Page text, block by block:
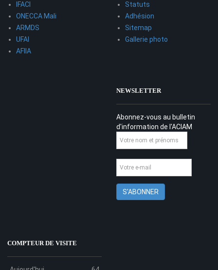
IFACI
ONECCA Mali
ARMDS
UFAI
AFIIA
Statuts
Adhésion
Sitemap
Gallerie photo
NEWSLETTER
Abonnez-vous au bulletin
d'information de l'ACIAM
COMPTEUR DE VISITE